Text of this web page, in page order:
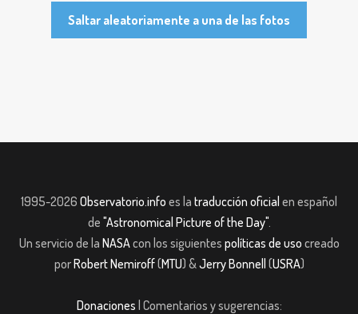
Saltar aleatoriamente a una de las fotos
1995-2026 Observatorio.info es la traducción oficial en español
de "Astronomical Picture of the Day".
Un servicio de la NASAcon los siguientes políticas de uso creado
porRobert Nemiroff(MTU) &Jerry Bonnell (USRA)
Donaciones | Comentarios y sugerencias: